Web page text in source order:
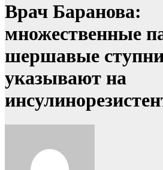
Врач Баранова:
множественные
шершавые
указывают на